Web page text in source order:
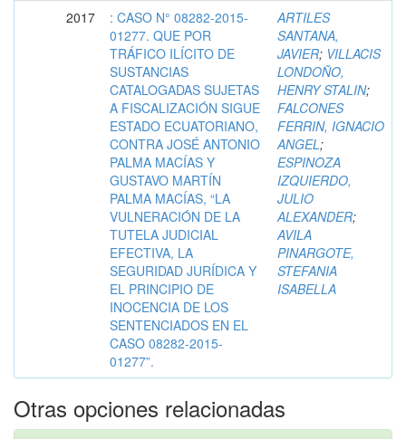
2017
: CASO N° 08282-2015-
01277. QUE POR
TRÁFICO ILÍCITO DE
SUSTANCIAS
CATALOGADAS SUJETAS
A FISCALIZACIÓN SIGUE
ESTADO ECUATORIANO,
CONTRA JOSÉ ANTONIO
PALMA MACÍAS Y
GUSTAVO MARTÍN
PALMA MACÍAS, “LA
VULNERACIÓN DE LA
TUTELA JUDICIAL
EFECTIVA, LA
SEGURIDAD JURÍDICA Y
EL PRINCIPIO DE
INOCENCIA DE LOS
SENTENCIADOS EN EL
CASO 08282-2015-
01277”.
ARTILES
SANTANA,
JAVIER; VILLACIS
LONDOÑO,
HENRY STALIN;
FALCONES
FERRIN, IGNACIO
ANGEL;
ESPINOZA
IZQUIERDO,
JULIO
ALEXANDER;
AVILA
PINARGOTE,
STEFANIA
ISABELLA
Otras opciones relacionadas